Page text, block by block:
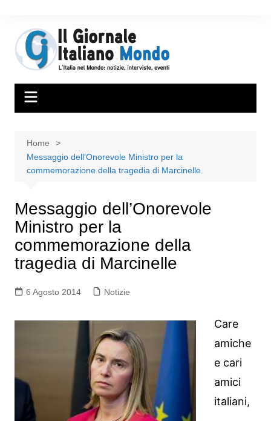
Home
Messaggio dell’Onorevole Ministro per la
commemorazione della tragedia di Marcinelle
Messaggio dell’Onorevole
Ministro per la
commemorazione della
tragedia di Marcinelle
6 Agosto 2014 Notizie
Care
amiche
e cari
amici
italiani,